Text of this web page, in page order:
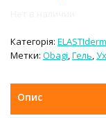
Категорія:
Метки: Obagi,Гель,
Опис